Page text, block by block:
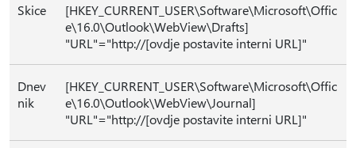
Skice
[HKEY_CURRENT_USER\Software\Microsoft\Offic
e\16.0\Outlook\WebView\Drafts]
"URL"="http://[ovdje postavite interni URL]"
Dnev
nik
[HKEY_CURRENT_USER\Software\Microsoft\Offic
e\16.0\Outlook\WebView\Journal]
"URL"="http://[ovdje postavite interni URL]"